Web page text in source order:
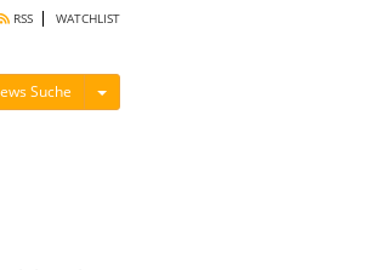
RSS WATCHLIST
Suche Menü ein-/ausblenden